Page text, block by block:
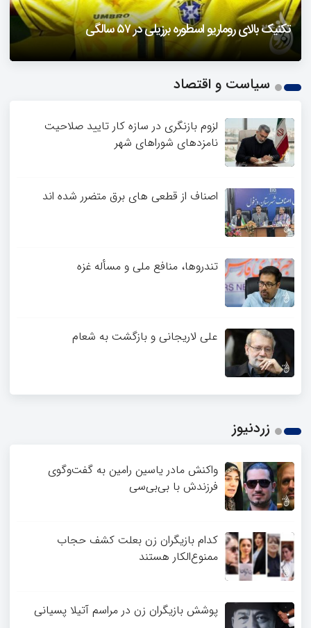
تکنیک بالای روماریو اسطوره برزیلی در ۵۷ سالگی
فیلمی از یک خواننده زن در توئیتر ضرغامی جنجالی شد
حمله تند مصطفی کواکبیان به مجری جنجالی صدا و سیما
دزفول را باید دید
2
سیاست و اقتصاد
لزوم بازنگری در سازه کار تایید صلاحیت
نامزدهای شوراهای شهر
اصناف از قطعی های برق متضرر شده اند
تندروها، منافع ملی و مسأله غزه
علی لاریجانی و بازگشت به شعام
زردنیوز
واکنش مادر یاسین رامین به گفت‌وگوی
فرزندش با بی‌بی‌سی
کدام بازیگران زن بعلت کشف حجاب
ممنوع‌الکار هستند
پوشش بازیگران زن در مراسم آتیلا پسیانی